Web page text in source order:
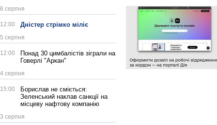
6 серпня
12:00 Дністер стрімко міліє
5 серпня
12:00
Понад 30 цимбалістів зіграли на
Говерлі "Аркан"
4 серпня
15:00
Борислав не сміється:
Зеленський наклав санкції на
місцеву нафтову компанію
3 серпня